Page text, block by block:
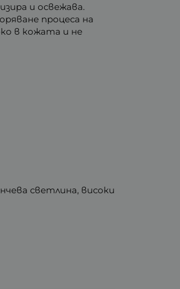
и освежава.
процеса на
в кожата и не
светлина, високи